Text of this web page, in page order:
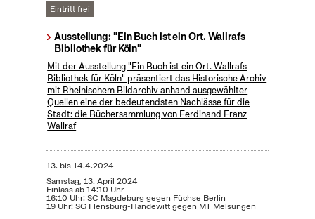
Eintritt frei
Ausstellung: "Ein Buch ist ein Ort. Wallrafs
Bibliothek für Köln"
Mit der Ausstellung "Ein Buch ist ein Ort. Wallrafs
Bibliothek für Köln" präsentiert das Historische Archiv
mit Rheinischem Bildarchiv anhand ausgewählter
Quellen eine der bedeutendsten Nachlässe für die
Stadt: die Büchersammlung von Ferdinand Franz
Wallraf
13. bis14.4.2024
Samstag, 13. April 2024
Einlass ab 14:10 Uhr
16:10 Uhr: SC Magdeburg gegen Füchse Berlin
19 Uhr: SG Flensburg-Handewitt gegen MT Melsungen